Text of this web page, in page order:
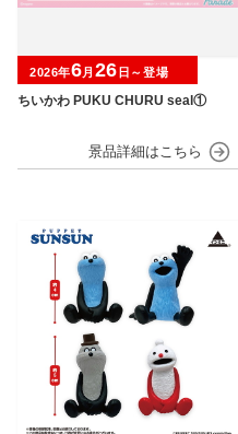
ちいかわ PUKU CHURU seal①
2026年6月 26 日～登場